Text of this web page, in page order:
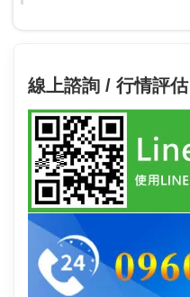
線上諮詢 / 行情評估